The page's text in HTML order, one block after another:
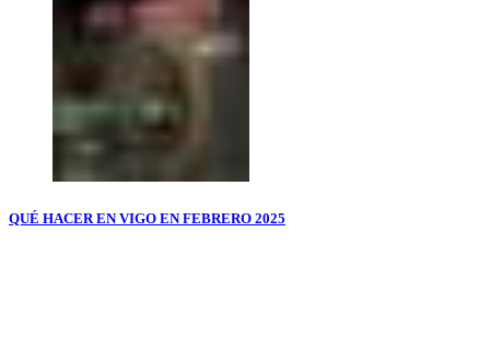
QUÉ HACER EN VIGO EN FEBRERO 2025